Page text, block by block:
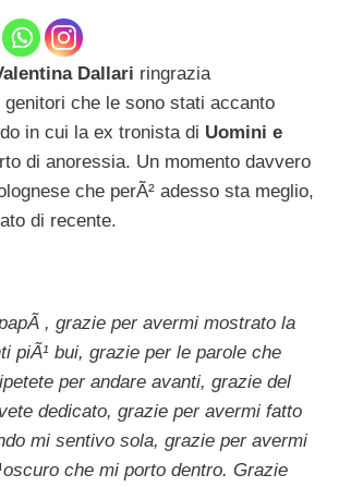
Dallari ringrazia
genitori che le sono stati accanto
in cui la ex tronista di Uomini e
di anoressia. Un momento davvero
che perÃ² adesso sta meglio,
di recente.
, grazie per avermi mostrato la
piÃ¹ bui, grazie per le parole che
per andare avanti, grazie del
dedicato, grazie per avermi fatto
mi sentivo sola, grazie per avermi
che mi porto dentro. Grazie